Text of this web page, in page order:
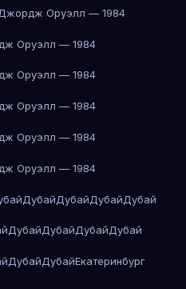
Джордж Оруэлл — 1984
Оруэлл — 1984
Оруэлл — 1984
Оруэлл — 1984
Оруэлл — 1984
Оруэлл — 1984
ДубайДубайДубайДубай
ДубайДубайДубайДубай
ДубайДубайЕкатеринбург